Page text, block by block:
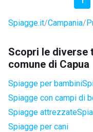
Spiagge.it Campania
Scopri le diverse
comune di Capua
Spiagge per bambini
Spiagge con campi di
Spiagge attrezzate
Spiagge per cani